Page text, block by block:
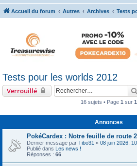
Accueil du forum Autres Archives Tests
Tests pour les worlds 2012
Verrouillé
16 sujets • Page 1 sur 1
Annonces
PokéCardex : Notre feuille de route
Dernier message par Tibo31 « 08 juin 2026,
Publié dans Les news !
Réponses : 66